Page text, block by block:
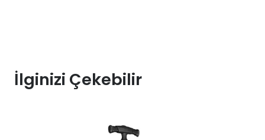
İlginizi Çekebilir